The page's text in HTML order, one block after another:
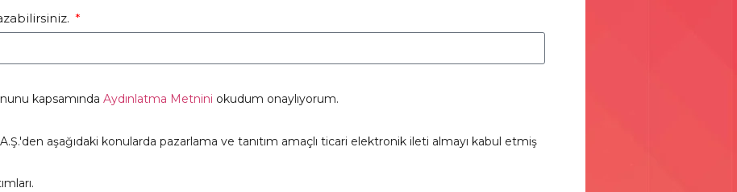
kapsamındaAydınlatma Metnini okudum onaylıyorum.
aşağıdaki konularda pazarlama ve tanıtım amaçlı ticari elektronik ileti almayı kabul etmiş